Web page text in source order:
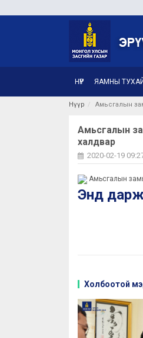
НҮҮР ЯАМНЫ ТУХАЙ
Нүүр Амьсгалын
Амьсгалын
халдвар
2020-02-19
Амьсгалын
Энд дарж
Холбоотой